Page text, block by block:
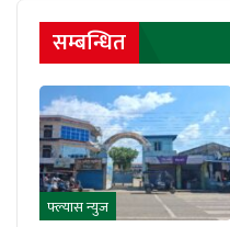
सम्बन्धित
फ्ल्यास न्युज